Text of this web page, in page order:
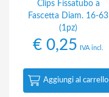
Clips Fissatubo a
Fascetta Diam. 16-63
(1pz)
€ 0,25 IVA incl.
Aggiungi al carrello